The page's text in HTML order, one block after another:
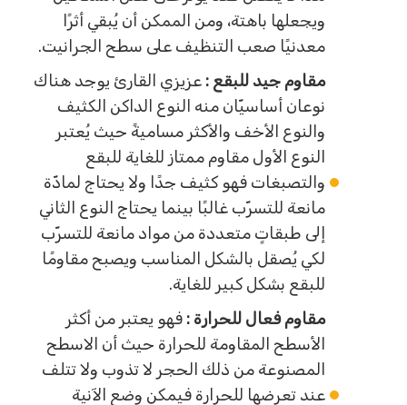
ويجعلها باهتة، ومن الممكن أن يُبقي أثرًا
معدنيًا صعب التنظيف على سطح الجرانيت.
مقاوم جيد للبقع :عزيزي القارئ يوجد هناك
نوعان أساسيّان منه النوع الداكن الكثيف
والنوع الأخف والأكثر مساميةً حيث يُعتبر
النوع الأول مقاوم ممتاز للغاية للبقع
والتصبغات فهو كثيف جدًا ولا يحتاج لمادّة
مانعة للتسرّب غالبًا بينما يحتاج النوع الثاني
إلى طبقاتٍ متعددة من مواد مانعة للتسرّب
لكي يُصقل بالشكل المناسب ويصبح مقاومًا
للبقع بشكل كبير للغاية.
مقاوم فعال للحرارة :فهو يعتبر من أكثر
الأسطح المقاومة للحرارة حيث أن الاسطح
المصنوعة من ذلك الحجر لا تذوب ولا تتلف
عند تعرضها للحرارة فيمكن وضع الآنية